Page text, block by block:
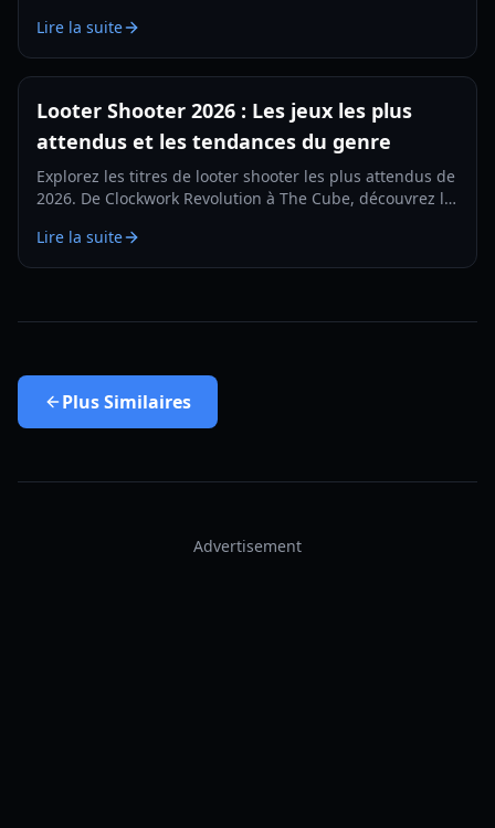
gameplay.
Lire la suite
Looter Shooter 2026 : Les jeux les plus
attendus et les tendances du genre
Explorez les titres de looter shooter les plus attendus de
2026. De Clockwork Revolution à The Cube, découvrez la
Lire la suite
PlusSimilaires
Advertisement